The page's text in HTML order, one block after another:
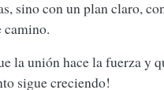
sino con un plan claro,
camino.
la unión hace la fuerza y
sigue creciendo!